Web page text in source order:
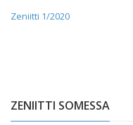
Zeniitti 1/2020
ZENIITTI SOMESSA